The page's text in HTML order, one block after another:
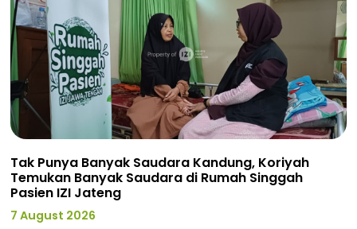
Tak Punya Banyak Saudara Kandung, Koriyah
Temukan Banyak Saudara di Rumah Singgah
Pasien IZI Jateng
7 August 2026